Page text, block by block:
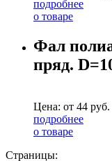
подробнее
о товаре
Фал
пряд.
Цена: от 44 руб.
подробнее
о товаре
Страницы: